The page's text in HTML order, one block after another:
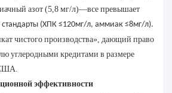
азот (5,8 мг/л)—все превышает
стандарты (ХПК ≤120мг/л, аммиак ≤8мг/л).
чистого производства», дающий право
углеродными кредитами в размере
эффективности